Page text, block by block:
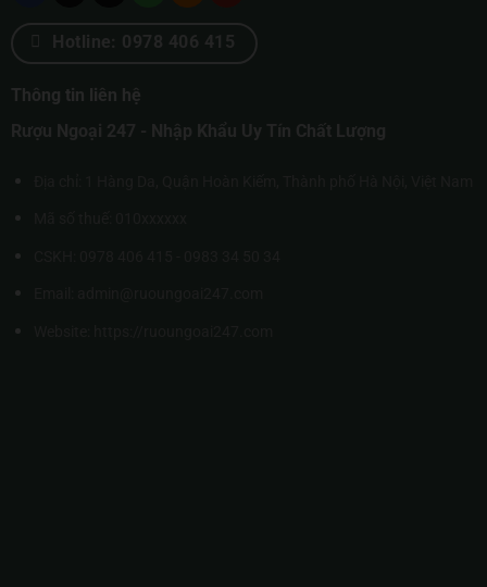
Hotline: 0978 406 415
Thông tin liên hệ
Rượu Ngoại 247 - Nhập Khẩu Uy Tín Chất Lượng